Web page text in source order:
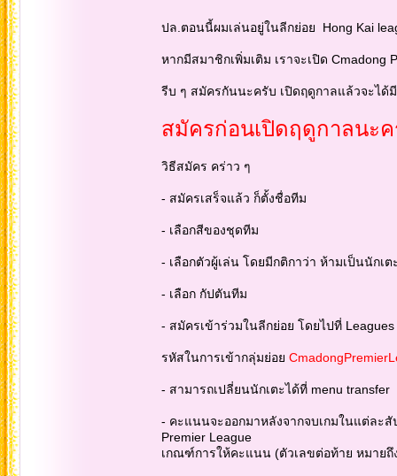
ปล.ตอนนี้ผมเล่นอยู่ในลีกย่อย Hong Kai
หากมีสมาชิกเพิ่มเติม เราจะเปิด Cmadong
รีบ ๆ สมัครกันนะครับ เปิดฤดูกาลแล้วจะได้
สมัครก่อนเปิดฤดูกาลนะ
วิธีสมัคร คร่าว ๆ
- สมัครเสร็จแล้ว ก็ตั้งชื่อทีม
- เลือกสีของชุดทีม
- เลือกตัวผู้เล่น โดยมีกติกาว่า ห้ามเป็นนักเ
- เลือก กัปตันทีม
- สมัครเข้าร่วมในลีกย่อย โดยไปที่
รหัสในการเข้ากลุ่มย่อย
- สามารถเปลี่ยนนักเตะได้ที่ menu transfer
- คะแนนจะออกมาหลังจากจบเกมในแต่ละ
Premier League
เกณฑ์การให้คะแนน (ตัวเลขต่อท้าย หมาย